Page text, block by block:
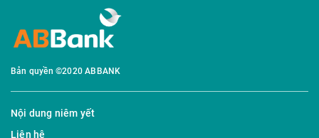
Bản quyền ©2020 ABBANK
Nội dung niêm yết
Liên hệ